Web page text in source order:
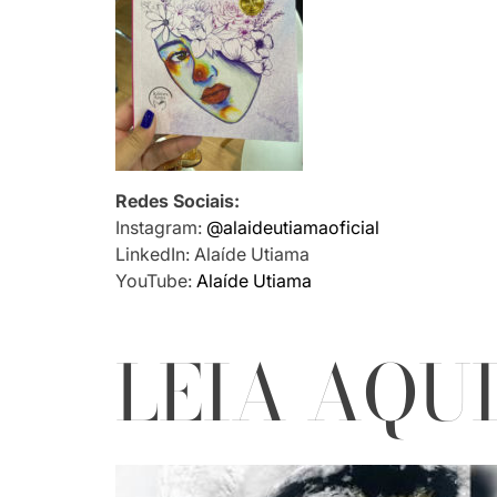
Redes Sociais:
Instagram: @alaideutiamaoficial
LinkedIn: Alaíde Utiama
YouTube: Alaíde Utiama
LEIA